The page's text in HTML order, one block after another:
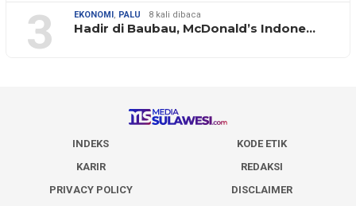
3 EKONOMI, PALU 8 kali dibaca
Hadir di Baubau, McDonald’s Indone…
INDEKS
KODE ETIK
KARIR
REDAKSI
PRIVACY POLICY
DISCLAIMER